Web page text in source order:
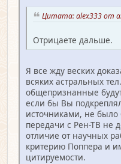
Цитата: alex333 от
Отрицаете дальше.
Я все жду веских
всяких астральных
общепризнанные
если бы Вы
источниками, не было
передачи с Рен-ТВ не
отличие от научных
критерию Поппера и
цитируемости.